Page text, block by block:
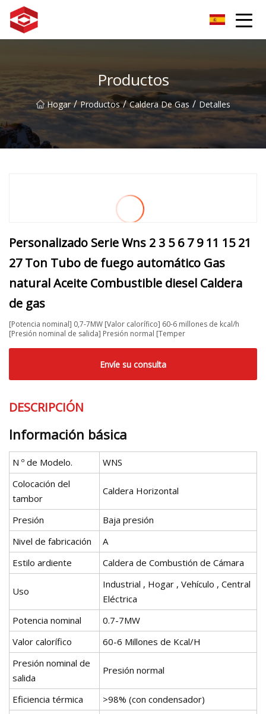
Productos
Hogar / Productos / Caldera De Gas / Detalles
Personalizado Serie Wns 2 3 5 6 7 9 11 15 21
27 Ton Tubo de fuego automático Gas
natural Aceite Combustible diesel Caldera
de gas
[Potencia nominal] 0,7-7MW [Valor calorífico] 60-6 millones de kcal/h
[Presión nominal de salida] Presión normal [Temper
Envíe su consulta
DESCRIPCIÓN
Información básica
N º de Modelo.
WNS
Colocación del
tambor
Caldera Horizontal
Presión
Baja presión
Nivel de fabricación
A
Estilo ardiente
Caldera de Combustión de Cámara
Uso
Industrial , Hogar , Vehículo , Central
Eléctrica
Potencia nominal
0.7-7MW
Valor calorífico
60-6 Millones de Kcal/H
Presión nominal de
salida
Presión normal
Eficiencia térmica
>98% (con condensador)